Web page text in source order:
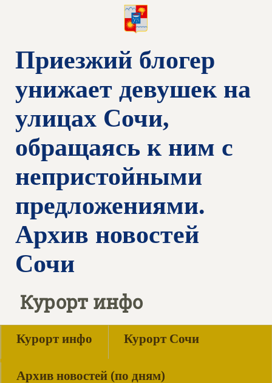
Приезжий блогер
унижает девушек на
улицах Сочи,
обращаясь к ним с
непристойными
предложениями.
Архив новостей
Сочи
Курорт инфо
Курорт инфо Курорт Сочи
Архив новостей (по дням)